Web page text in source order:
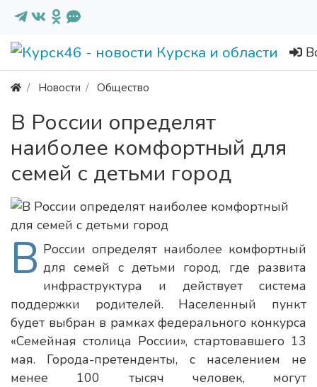
Новости Общество
В России определят
наиболее комфортный для
семей с детьми город
В России определят наиболее комфортный
для семей с детьми город, где развита
инфраструктура и действует система
поддержки родителей. Населенный пункт
будет выбран в рамках федерального конкурса
«Семейная столица России», стартовавшего 13
мая. Города-претенденты, с населением не
менее 100 тысяч человек, могут